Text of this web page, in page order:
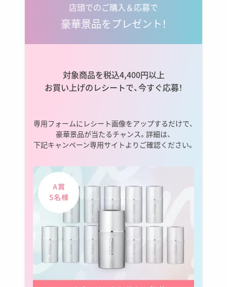
MEDULLA公式Xのフォロー&指定の投稿で自動エント
リーとなります。
ます。
のお問い合わせにはお答えいたしかねますので、あら
かじめご了承ください。
※ 当選者の方には、当社公式アカウント
場合、当選は無効となります。ご連絡は2026年6月中
の予定です。
店頭でのご購入＆応募で
豪華景品をプレゼント！
対象商品を税込4,400円以上
お買い上げのレシートで、今すぐ応募！
専用フォームにレシート画像をアップするだけで、
豪華景品が当たるチャンス。詳細は、
下記キャンペーン専用サイトよりご確認ください。